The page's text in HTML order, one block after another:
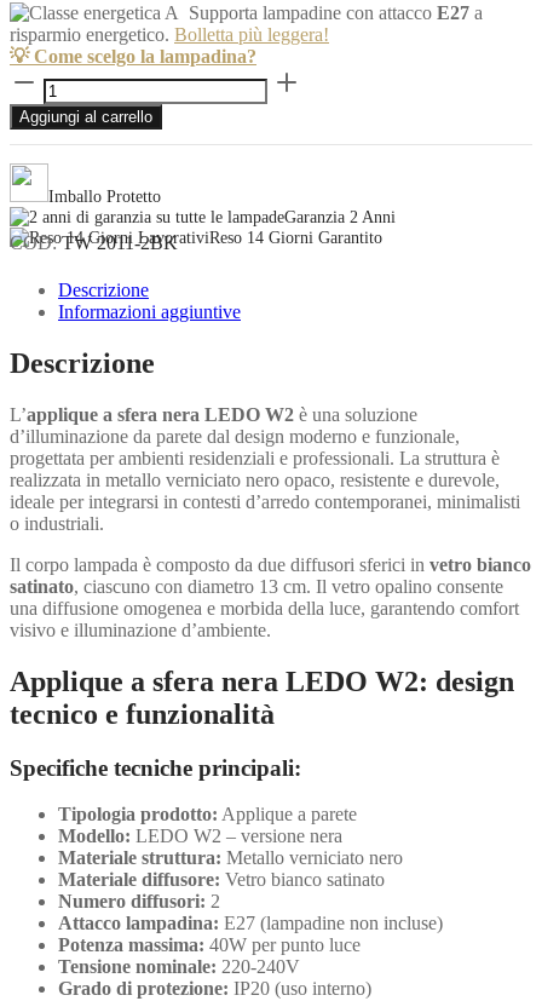
Supporta lampadine con attacco E27 a
risparmio energetico. Bolletta più leggera!
💡 Come scelgo la lampadina?
Applique
a
sfera
nera
LEDO
W2
quantità
Aggiungi al carrello
Imballo Protetto
Garanzia 2 Anni
Reso 14 Giorni Garantito
COD:TW 2011-2BK
Descrizione
Informazioni aggiuntive
Descrizione
L’applique a sfera nera LEDO W2 è una soluzione
d’illuminazione da parete dal design moderno e funzionale,
progettata per ambienti residenziali e professionali. La struttura è
realizzata in metallo verniciato nero opaco, resistente e durevole,
ideale per integrarsi in contesti d’arredo contemporanei, minimalisti
o industriali.
Il corpo lampada è composto da due diffusori sferici in vetro bianco
satinato, ciascuno con diametro 13 cm. Il vetro opalino consente
una diffusione omogenea e morbida della luce, garantendo comfort
visivo e illuminazione d’ambiente.
Applique a sfera nera LEDO W2: design
tecnico e funzionalità
Specifiche tecniche principali:
Tipologia prodotto: Applique a parete
Modello: LEDO W2 – versione nera
Materiale struttura: Metallo verniciato nero
Materiale diffusore: Vetro bianco satinato
Numero diffusori: 2
Attacco lampadina: E27 (lampadine non incluse)
Potenza massima: 40W per punto luce
Tensione nominale: 220-240V
Grado di protezione: IP20 (uso interno)